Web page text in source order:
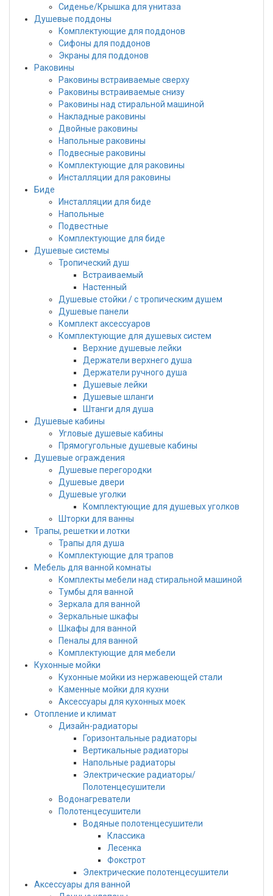
Сиденье/Крышка для унитаза
Душевые поддоны
Комплектующие для поддонов
Сифоны для поддонов
Экраны для поддонов
Раковины
Раковины встраиваемые сверху
Раковины встраиваемые снизу
Раковины над стиральной машиной
Накладные раковины
Двойные раковины
Напольные раковины
Подвесные раковины
Комплектующие для раковины
Инсталляции для раковины
Биде
Инсталляции для биде
Напольные
Подвестные
Комплектующие для биде
Душевые системы
Тропический душ
Встраиваемый
Настенный
Душевые стойки / с тропическим душем
Душевые панели
Комплект аксессуаров
Комплектующие для душевых систем
Верхние душевые лейки
Держатели верхнего душа
Держатели ручного душа
Душевые лейки
Душевые шланги
Штанги для душа
Душевые кабины
Угловые душевые кабины
Прямогугольные душевые кабины
Душевые ограждения
Душевые перегородки
Душевые двери
Душевые уголки
Комплектующие для душевых уголков
Шторки для ванны
Трапы, решетки и лотки
Трапы для душа
Комплектующие для трапов
Мебель для ванной комнаты
Комплекты мебели над стиральной машиной
Тумбы для ванной
Зеркала для ванной
Зеркальные шкафы
Шкафы для ванной
Пеналы для ванной
Комплектующие для мебели
Кухонные мойки
Кухонные мойки из нержавеющей стали
Каменные мойки для кухни
Аксессуары для кухонных моек
Отопление и климат
Дизайн-радиаторы
Горизонтальные радиаторы
Вертикальные радиаторы
Напольные радиаторы
Электрические радиаторы/
Полотенцесушители
Водонагреватели
Полотенцесушители
Водяные полотенцесушители
Классика
Лесенка
Фокстрот
Электрические полотенцесушители
Аксессуары для ванной